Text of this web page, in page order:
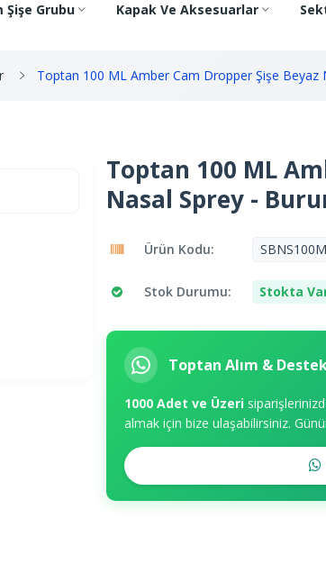
Şişe Grubu Kapak Ve Aksesuarlar
Toptan 100 ML Amber Cam Dropper Şişe Beyaz
Toptan 100 ML
Nasal Sprey -
Ürün Kodu:
Stok Durumu: Stokta
Toptan Alım &
1000 Adet ve Üzeri
almak için bize ulaşabilirsiniz.